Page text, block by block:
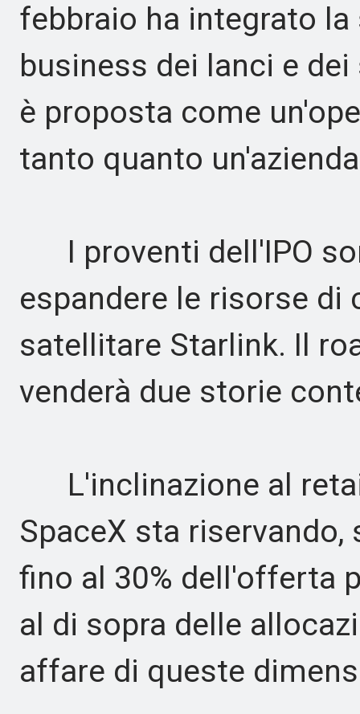
febbraio ha integrato
business dei lanci e
è proposta come
tanto quanto
I proventi dell'IPO
espandere le risorse di
satellitare Starlink. Il
venderà due storie
L'inclinazione al
SpaceX sta
fino al 30% dell'offerta
al di sopra delle
affare di queste